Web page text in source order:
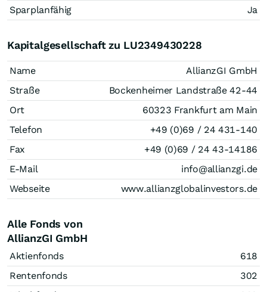
Sparplanfähig
Ja
Kapitalgesellschaft zu LU2349430228
Name
AllianzGI GmbH
Straße
Bockenheimer Landstraße 42-44
Ort
60323 Frankfurt am Main
Telefon
+49 (0)69 / 24 431-140
Fax
+49 (0)69 / 24 43-14186
E-Mail
info@allianzgi.de
Webseite
www.allianzglobalinvestors.de
Alle Fonds von
AllianzGI GmbH
Aktienfonds
618
Rentenfonds
302